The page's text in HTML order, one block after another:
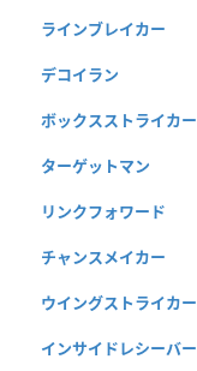
ラインブレイカー
デコイラン
ボックスストライカー
ターゲットマン
リンクフォワード
チャンスメイカー
ウイングストライカー
インサイドレシーバー